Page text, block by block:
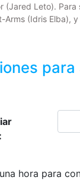
Leto).
(Idris Elba),
para
hora para